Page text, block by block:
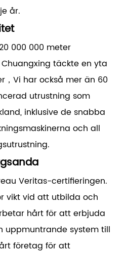
år.
000 000 meter
täckte en yta
，Vi har också mer än 60
utrustning som
inklusive de snabba
och all
Veritas-certifieringen.
vikt vid att utbilda och
hårt för att erbjuda
uppmuntrande system till
företag för att